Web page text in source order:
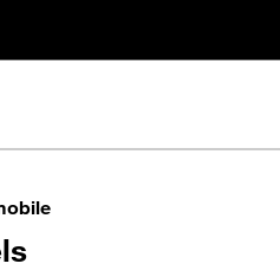
pour votre